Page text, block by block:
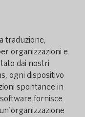
traduzione,
organizzazioni e
dai nostri
ogni dispositivo
spontanee in
fornisce